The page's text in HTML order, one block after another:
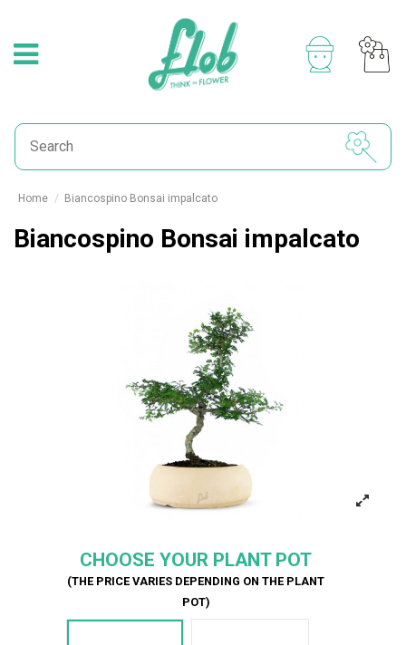
Home Biancospino Bonsai impalcato
Biancospino Bonsai impalcato
CHOOSE YOUR PLANT POT
(THE PRICE VARIES DEPENDING ON THE PLANT
POT)